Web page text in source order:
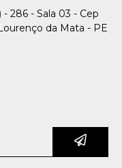
286 - Sala 03 - Cep
da Mata - PE